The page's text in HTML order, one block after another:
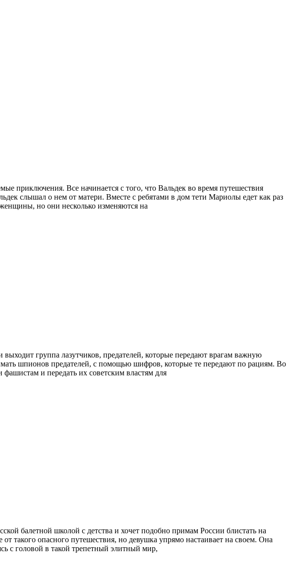
приключения. Все начинается с того, что Вальдек во время путешествия
слышал о нем от матери. Вместе с ребятами в дом тети Мариолы едет как раз
но они несколько изменяются на
группа лазутчиков, предателей, которые передают врагам важную
шпионов предателей, с помощью шифров, которые те передают по рациям. Во
и передать их советским властям для
балетной школой с детства и хочет подобно примам России блистать на
такого опасного путешествия, но девушка упрямо настаивает на своем. Она
с головой в такой трепетный элитный мир,